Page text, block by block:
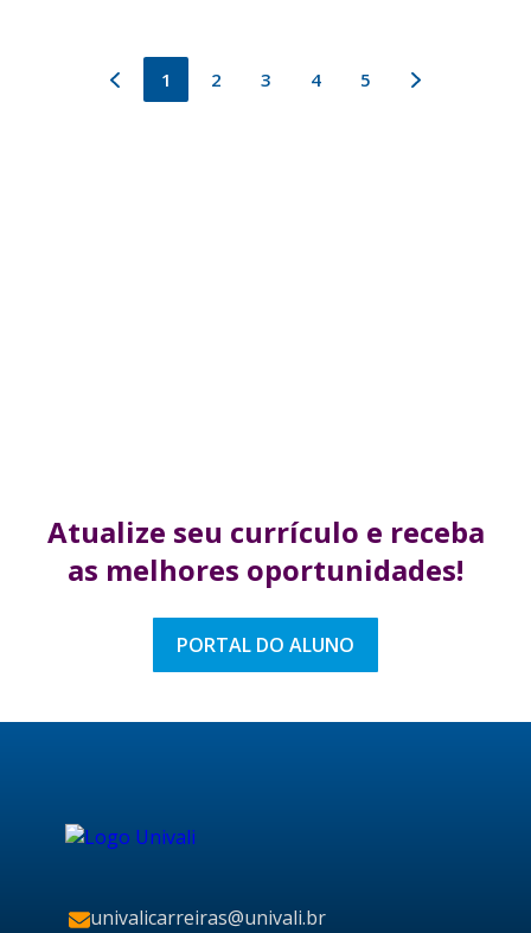
1 2 3 4 5
Atualize seu currículo e receba
as melhores oportunidades!
PORTAL DO ALUNO
univalicarreiras@univali.br